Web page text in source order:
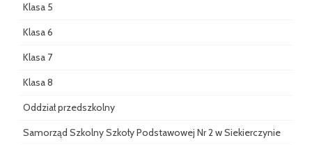
Klasa 5
Klasa 6
Klasa 7
Klasa 8
Oddział przedszkolny
Samorząd Szkolny Szkoły Podstawowej Nr 2 w Siekierczynie